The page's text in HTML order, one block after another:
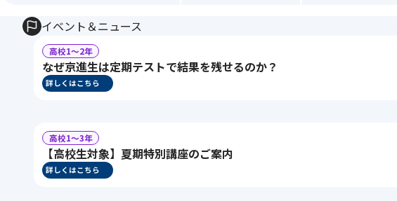
イベント＆ニュース
高校1〜2年
なぜ京進生は定期テストで結果を残せるのか？
詳しくはこちら
高校1〜3年
【高校生対象】夏期特別講座のご案内
詳しくはこちら